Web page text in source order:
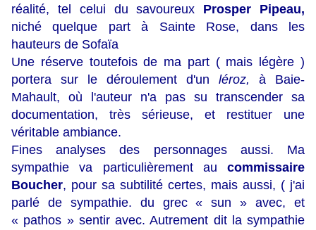
réalité, tel celui du savoureux Prosper Pipeau,
niché quelque part à Sainte Rose, dans les
hauteurs de Sofaïa
Une réserve toutefois de ma part ( mais légère )
portera sur le déroulement d'un léroz, à Baie-
Mahault, où l'auteur n'a pas su transcender sa
documentation, très sérieuse, et restituer une
véritable ambiance.
Fines analyses des personnages aussi. Ma
sympathie va particulièrement au commissaire
Boucher, pour sa subtilité certes, mais aussi, ( j'ai
parlé de sympathie. du grec « sun » avec, et
« pathos » sentir avec. Autrement dit la sympathie